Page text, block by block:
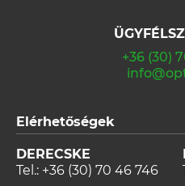
+36 (30)
Elérhetőségek
DERECSKE
Tel.: +36 (30) 70 46 746